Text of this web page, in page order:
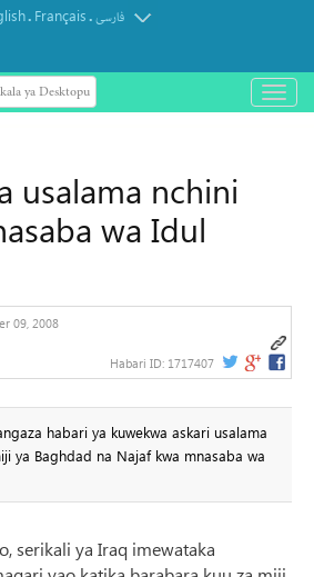
. Français.فارسی
ya Desktopu
باز
و
usalama nchini
wa Idul
09, 2008
Habari ID: 1717407
habari ya kuwekwa askari usalama
ya Baghdad na Najaf kwa mnasaba wa
serikali ya Iraq imewataka